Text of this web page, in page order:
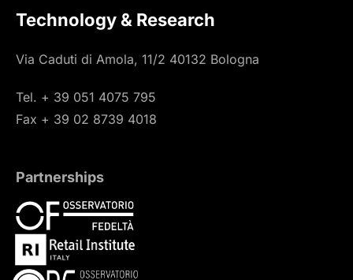
Technology & Research
Via Caduti di Amola, 11/2 40132 Bologna
Tel. + 39 051 4075 795
Fax + 39 02 8739 4018
Partnerships